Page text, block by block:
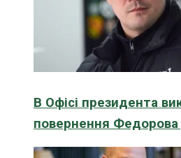
В Офісі президента
повернення